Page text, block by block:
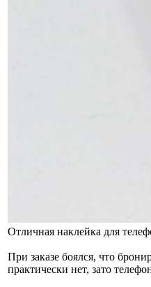
Отличная наклейка для
При заказе боялся, что
практически нет, зато